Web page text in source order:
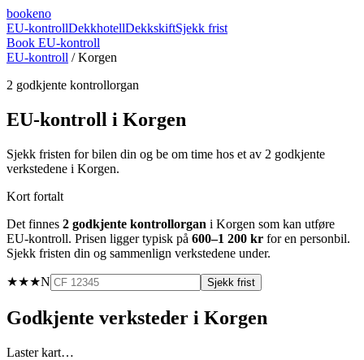
bookeno
EU-kontrollDekkhotellDekkskiftSjekk frist
Book EU-kontroll
EU-kontroll /Korgen
2 godkjente kontrollorgan
EU-kontroll i Korgen
Sjekk fristen for bilen din og be om time hos et av 2 godkjente
verkstedene i Korgen.
Kort fortalt
Det finnes 2 godkjente kontrollorgan i Korgen som kan utføre
EU-kontroll. Prisen ligger typisk på 600–1 200 kr for en personbil.
Sjekk fristen din og sammenlign verkstedene under.
★★★N Sjekk frist
Godkjente verksteder i Korgen
Laster kart…